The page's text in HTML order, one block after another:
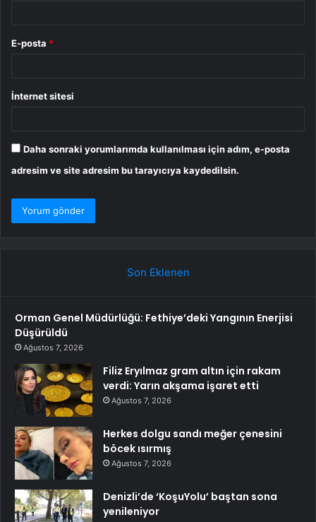
E-posta *
İnternet sitesi
Daha sonraki yorumlarımda kullanılması için adım, e-posta
adresim ve site adresim bu tarayıcıya kaydedilsin.
Son Eklenen
Orman Genel Müdürlüğü: Fethiye’deki Yangının Enerjisi
Düşürüldü
Ağustos 7, 2026
Filiz Eryılmaz gram altın için rakam
verdi: Yarın akşama işaret etti
Ağustos 7, 2026
Herkes dolgu sandı meğer çenesini
böcek ısırmış
Ağustos 7, 2026
Denizli’de ‘KoşuYolu’ baştan sona
yenileniyor